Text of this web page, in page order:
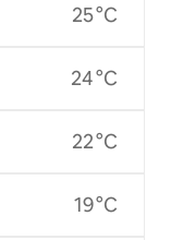
25 °C
24 °C
22 °C
19 °C